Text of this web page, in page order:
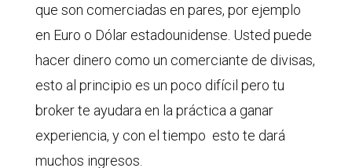
que son comerciadas en pares, por ejemplo
en Euro o Dólar estadounidense. Usted puede
hacer dinero como un comerciante de divisas,
esto al principio es un poco difícil pero tu
broker te ayudara en la práctica a ganar
experiencia, y con el tiempo esto te dará
muchos ingresos.